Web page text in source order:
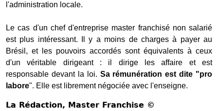
l'administration locale.
Le cas d'un chef d'entreprise master franchisé non salarié
est plus intéressant. Il y a moins de charges à payer au
Brésil, et les pouvoirs accordés sont équivalents à ceux
d'un véritable dirigeant : il dirige les affaire et est
responsable devant la loi. Sa rémunération est dite "pro
labore". Elle est librement négociée avec l'enseigne.
La Rédaction, Master Franchise ©